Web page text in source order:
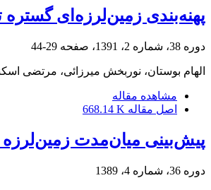
پهنه‌بندی زمین‌لرزه‌ای
دوره 38، شماره 2، 1391، صفحه 29-44
الهام بوستان، نوربخش میرزائی، مرتضی
مشاهده مقاله
اصل مقاله 668.14 K
پیش‌بینی میان‌مدت
دوره 36، شماره 4، 1389